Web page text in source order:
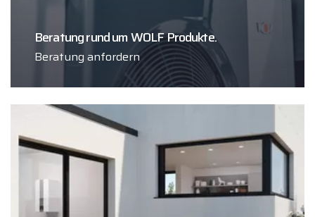
Beratung rund um WOLF Produkte.
Beratung anfordern